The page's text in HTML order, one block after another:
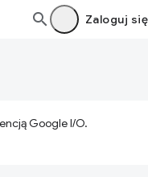
Zaloguj się
Google I/O.